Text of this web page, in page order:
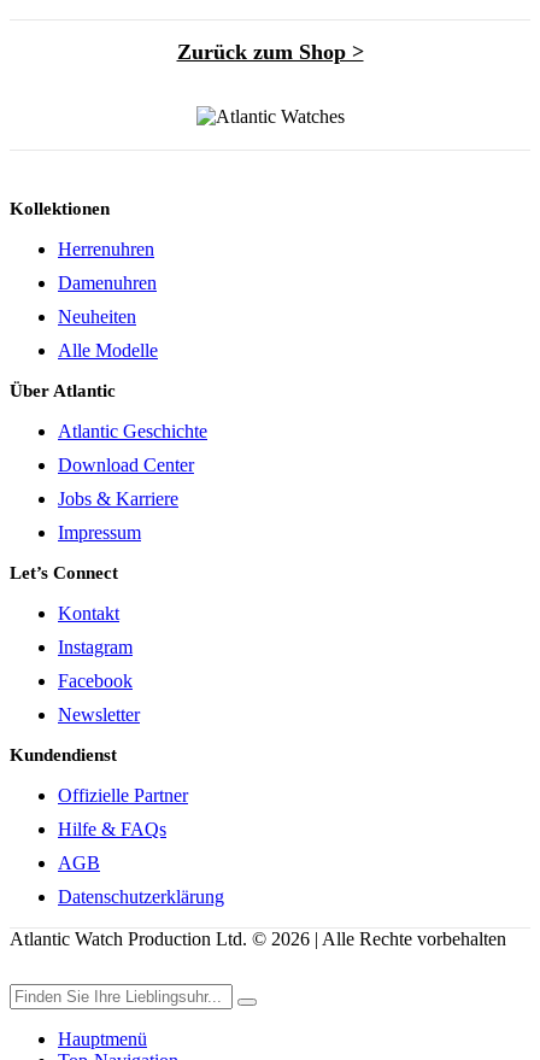
Zurück zum Shop >
Kollektionen
Herrenuhren
Damenuhren
Neuheiten
Alle Modelle
Über Atlantic
Atlantic Geschichte
Download Center
Jobs & Karriere
Impressum
Let’s Connect
Kontakt
Instagram
Facebook
Newsletter
Kundendienst
Offizielle Partner
Hilfe & FAQs
AGB
Datenschutzerklärung
Atlantic Watch Production Ltd. © 2026 | Alle Rechte vorbehalten
Hauptmenü